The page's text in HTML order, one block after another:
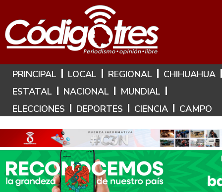
Hoy es: 9 de Agosto de 2026
PRINCIPAL LOCAL REGIONAL
CHIHUAHUA
ESTATAL
NACIONAL
MUNDIAL
ELECCIONES
DEPORTES CIENCIA CAMPO